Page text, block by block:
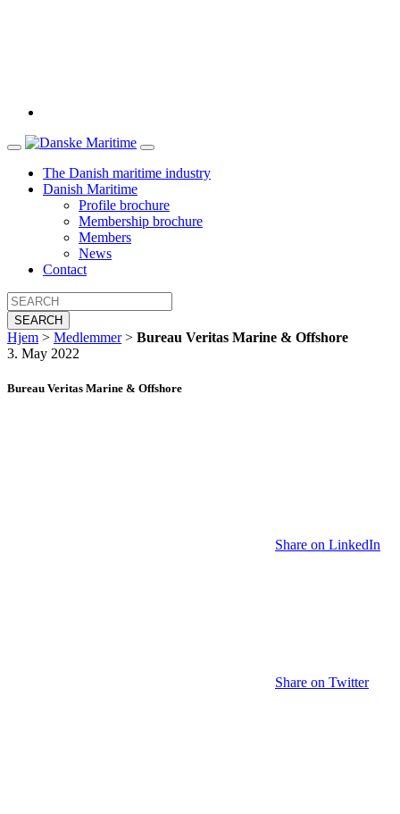
The Danish maritime industry
Danish Maritime
Profile brochure
Membership brochure
Members
News
Contact
SEARCH
Hjem > Medlemmer> Bureau Veritas Marine & Offshore
3. May 2022
Bureau Veritas Marine & Offshore
Share on LinkedIn
Share on Twitter